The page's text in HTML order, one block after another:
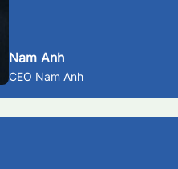
Nam Anh
CEO Nam Anh